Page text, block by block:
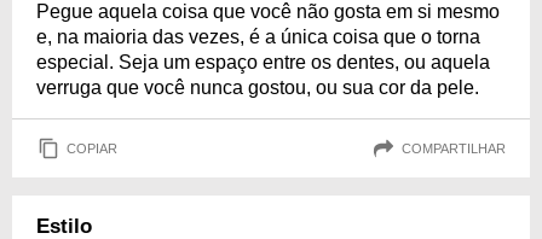
Pegue aquela coisa que você não gosta em si mesmo
e, na maioria das vezes, é a única coisa que o torna
especial. Seja um espaço entre os dentes, ou aquela
verruga que você nunca gostou, ou sua cor da pele.
COPIAR COMPARTILHAR
Estilo